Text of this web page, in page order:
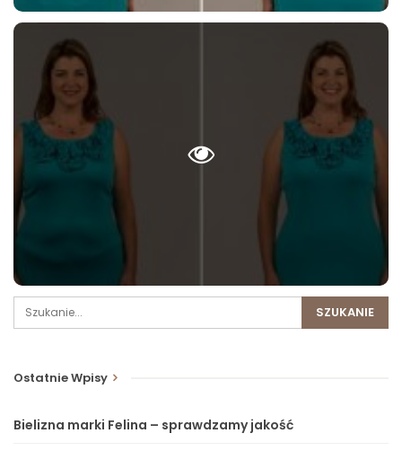
Ostatnie Wpisy
Bielizna marki Felina – sprawdzamy jakość